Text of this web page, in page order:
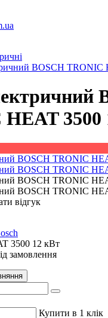
BOSCH TRONIC
3500
відгук
3500 12 кВт
замовлення
Купити в 1 клік